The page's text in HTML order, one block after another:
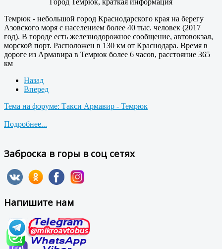
Город Темрюк, краткая информация
Темрюк - небольшой город Краснодарского края на берегу
Азовского моря с населением более 40 тыс. человек (2017
год). В городе есть железнодорожное сообщение, автовокзал,
морской порт. Расположен в 130 км от Краснодара. Время в
дороге из Армавира в Темрюк более 6 часов, расстояние 365
км
Назад
Вперед
Тема на форуме: Такси Армавир - Темрюк
Подробнее...
Заброска в горы в соц сетях
Напишите нам